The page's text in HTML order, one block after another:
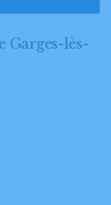
Garges-lès-